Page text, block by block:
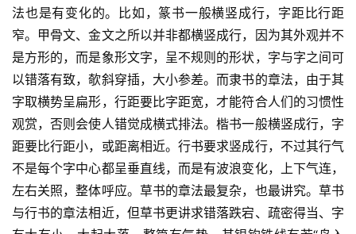
稿
学
术
研
究
法
书
欣
赏
法也是有变化的。比如，篆书一般横竖成行，字距比行距
窄。甲骨文、金文之所以并非都横竖成行，因为其外观并不
是方形的，而是象形文字，呈不规则的形状，字与字之间可
以错落有致，欹斜穿插，大小参差。而隶书的章法，由于其
字取横势呈扁形，行距要比字距宽，才能符合人们的习惯性
观赏，否则会使人错觉成横式排法。楷书一般横竖成行，字
距要比行距小，或距离相近。行书要求竖成行，不过其行气
不是每个字中心都呈垂直线，而是有波浪变化，上下气连，
左右关照，整体呼应。草书的章法最复杂，也最讲究。草书
与行书的章法相近，但草书更讲求错落跌宕、疏密得当、字